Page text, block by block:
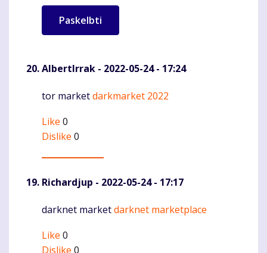
AlbertIrrak - 2022-05-24 - 17:24
Komentaras
tor marketdarkmarket 2022
Like 0
Dislike 0
Richardjup - 2022-05-24 - 17:17
Komentaras
darknet marketdarknet marketplace
Like 0
Dislike 0